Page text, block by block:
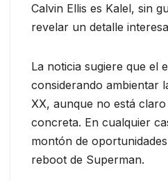
Calvin Ellis es Kalel, sin
revelar un detalle
La noticia sugiere que el
considerando ambientar
XX, aunque no está
concreta. En cualquier
montón de
reboot de Superman.